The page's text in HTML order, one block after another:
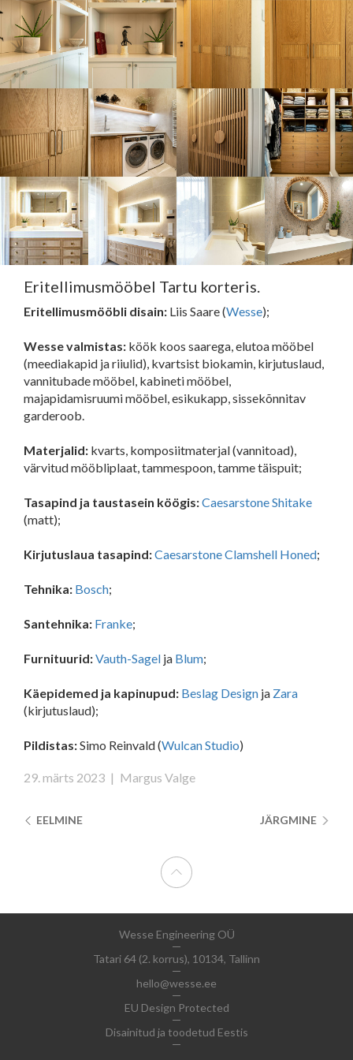
Eritellimusmööbel Tartu korteris.
Eritellimusmööbli disain: Liis Saare (Wesse);
Wesse valmistas: köök koos saarega, elutoa mööbel
(meediakapid ja riiulid), kvartsist biokamin, kirjutuslaud,
vannitubade mööbel, kabineti mööbel,
majapidamisruumi mööbel, esikukapp, sissekõnnitav
garderoob.
Materjalid: kvarts, komposiitmaterjal (vannitoad),
värvitud mööbliplaat, tammespoon, tamme täispuit;
Tasapind ja taustasein köögis:Caesarstone Shitake
(matt);
Kirjutuslaua tasapind:Caesarstone Clamshell Honed;
Tehnika: Bosch;
Santehnika: Franke;
Furnituurid:Vauth-Sagel ja Blum;
Käepidemed ja kapinupud: Beslag Design ja Zara
(kirjutuslaud);
Pildistas:Simo Reinvald (Wulcan Studio)
29. märts 2023 | Margus Valge
JÄRGMINE
EELMINE
Wesse Engineering OÜ
Tatari 64 (2. korrus), 10134, Tallinn
hello@wesse.ee
EU Design Protected
Disainitud ja toodetud Eestis